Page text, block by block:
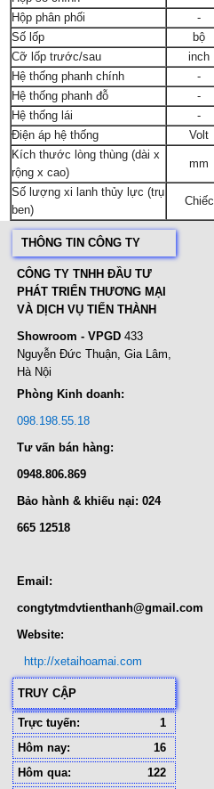
Hộp phân phối
-
Số lốp
bộ
Cỡ lốp trước/sau
inch
Hệ thống phanh chính
-
Hệ thống phanh đỗ
-
Hệ thống lái
-
Điện áp hệ thống
Volt
Kích thước lòng thùng (dài x
rộng x cao)
mm
Số lượng xi lanh thủy lực (trụ
ben)
Chiếc
THÔNG TIN CÔNG TY
CÔNG TY TNHH ĐẦU TƯ
PHÁT TRIỂN THƯƠNG MẠI
VÀ DỊCH VỤ TIẾN THÀNH
Showroom - VPGD433
Nguyễn Đức Thuận, Gia Lâm,
Hà Nội
Phòng Kinh doanh:
098.198.55.18
Tư vấn bán hàng:
0948.806.869
Bảo hành & khiếu nại: 024
665 12518
Email:
congtytmdvtienthanh@gmail.com
Website:
http://xetaihoamai.com
TRUY CẬP
Trực tuyến:
1
Hôm nay:
16
Hôm qua:
122